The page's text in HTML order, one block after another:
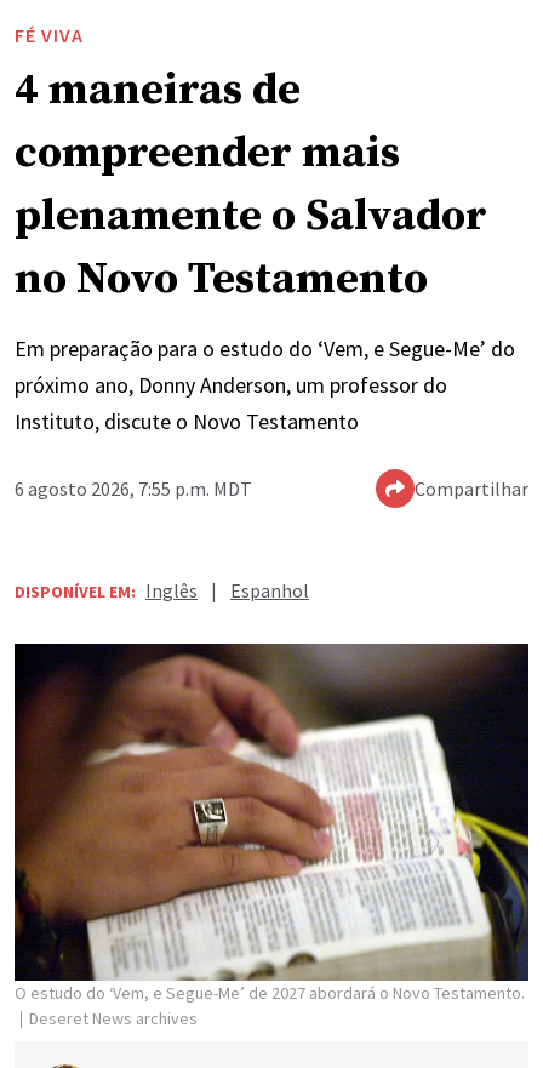
FÉ VIVA
4 maneiras de
compreender mais
plenamente o Salvador
no Novo Testamento
Em preparação para o estudo do ‘Vem, e Segue-Me’ do
próximo ano, Donny Anderson, um professor do
Instituto, discute o Novo Testamento
6 agosto 2026, 7:55 p.m. MDT Compartilhar
DISPONÍVEL EM: Inglês | Espanhol
O estudo do ‘Vem, e Segue-Me’ de 2027 abordará o Novo Testamento.
Deseret News archives